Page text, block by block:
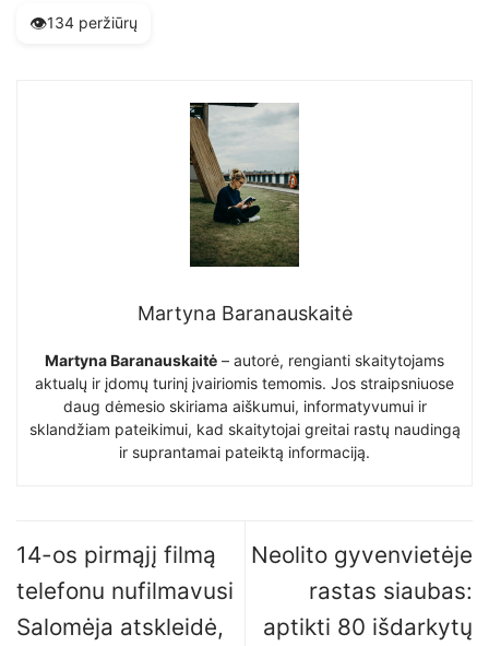
👁️134 peržiūrų
Martyna Baranauskaitė
Martyna Baranauskaitė – autorė, rengianti skaitytojams
aktualų ir įdomų turinį įvairiomis temomis. Jos straipsniuose
daug dėmesio skiriama aiškumui, informatyvumui ir
sklandžiam pateikimui, kad skaitytojai greitai rastų naudingą
ir suprantamai pateiktą informaciją.
14-os pirmąjį filmą
telefonu nufilmavusi
Salomėja atskleidė,
Neolito gyvenvietėje
rastas siaubas:
aptikti 80 išdarkytų